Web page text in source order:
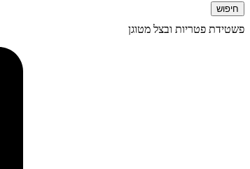
חיפוש
פשטידת פטריות ובצל מטוגן